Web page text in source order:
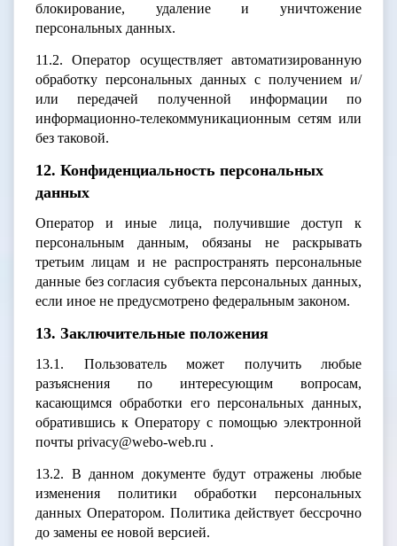
блокирование, удаление и уничтожение
персональных данных.
11.2. Оператор осуществляет автоматизированную
обработку персональных данных с получением и/
или передачей полученной информации по
информационно-телекоммуникационным сетям или
без таковой.
12. Конфиденциальность персональных
данных
Оператор и иные лица, получившие доступ к
персональным данным, обязаны не раскрывать
третьим лицам и не распространять персональные
данные без согласия субъекта персональных данных,
если иное не предусмотрено федеральным законом.
13. Заключительные положения
13.1. Пользователь может получить любые
разъяснения по интересующим вопросам,
касающимся обработки его персональных данных,
обратившись к Оператору с помощью электронной
почты privacy@webo-web.ru .
13.2. В данном документе будут отражены любые
изменения политики обработки персональных
данных Оператором. Политика действует бессрочно
до замены ее новой версией.